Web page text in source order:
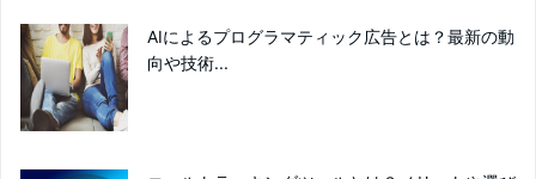
AIによるプログラマティック広告とは？最新の動
向や技術...